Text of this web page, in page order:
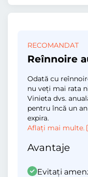
RECOMANDAT
Reînnoire
Odată cu
nu veți mai rata
Vinieta dvs.
pentru încă un
expira.
Aflați mai multe.
Avantaje
Evitați